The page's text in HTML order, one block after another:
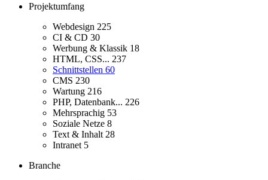
Projektumfang
Webdesign 225
CI & CD 30
Werbung & Klassik 18
HTML, CSS... 237
Schnittstellen 60
CMS 230
Wartung 216
PHP, Datenbank... 226
Mehrsprachig 53
Soziale Netze 8
Text & Inhalt 28
Intranet 5
Branche